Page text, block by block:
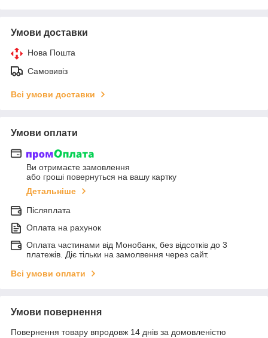
Умови доставки
Нова Пошта
Самовивіз
Всі умови доставки
Умови оплати
Ви отримаєте замовлення
або гроші повернуться на вашу картку
Детальніше
Післяплата
Оплата на рахунок
Оплата частинами від Монобанк, без відсотків до 3
платежів. Діє тільки на замолвення через сайт.
Всі умови оплати
Умови повернення
Повернення товару впродовж 14 днів за домовленістю